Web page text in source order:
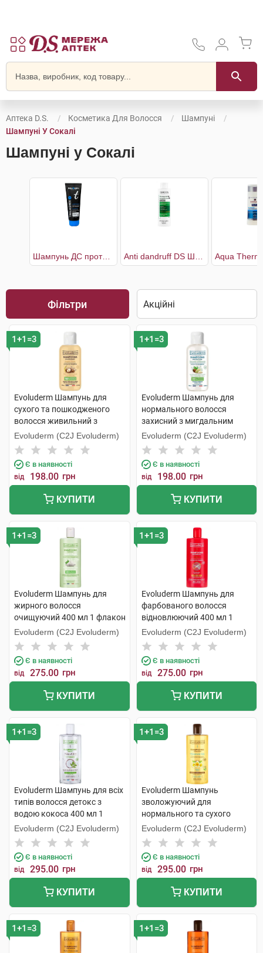
Аптека D.S. Косметика Для Волосся
Шампуні
Шампуні У Сокалі
Шампуні у Сокалі
Шампунь ДС проти легкої і помірної лупи
Фільтри
1+1=3
Evoluderm Шампунь для
сухого та пошкодженого
волосся живильний з
аргановою олією 100 мл 1
флакон
Evoluderm (C2J Evoluderm)
Є в наявності
від 198.00 грн
КУПИТИ
1+1=3
Evoluderm Шампунь для
нормального волосся
захисний з мигдальним
молоком 100 мл 1 флакон
Evoluderm (C2J Evoluderm)
Є в наявності
від 198.00 грн
КУПИТИ
1+1=3
Evoluderm Шампунь для
жирного волосся
очищуючий 400 мл 1 флакон
Evoluderm (C2J Evoluderm)
Є в наявності
від 275.00 грн
КУПИТИ
1+1=3
Evoluderm Шампунь для
фарбованого волосся
відновлюючий 400 мл 1
флакон
Evoluderm (C2J Evoluderm)
Є в наявності
від 275.00 грн
КУПИТИ
1+1=3
Evoluderm Шампунь для всіх
типів волосся детокс з
водою кокоса 400 мл 1
флакон
Evoluderm (C2J Evoluderm)
Є в наявності
від 295.00 грн
КУПИТИ
1+1=3
Evoluderm Шампунь
зволожуючий для
нормального та сухого
волосся 400 мл 1 флакон
Evoluderm (C2J Evoluderm)
Є в наявності
від 295.00 грн
КУПИТИ
1+1=3 1+1=3